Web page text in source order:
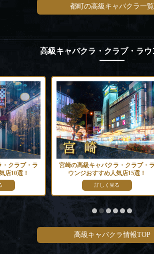
都町の高級キャバクラ一覧
高級キャバクラ・クラブ・ラウ
クラブ・ラ
店10選！
宮崎の高級キャバクラ・クラブ・ラ
ウンジおすすめ人気店15選！
詳しく見る
高級キャバクラ情報TOP